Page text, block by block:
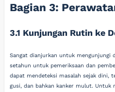
Bagian 3:
3.1 Kunjungan Rutin ke
Sangat dianjurkan untuk mengunjungi
setahun untuk pemeriksaan dan
dapat mendeteksi masalah sejak dini,
gusi, dan bahkan kanker mulut. Untuk